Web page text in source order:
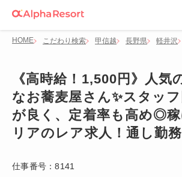
HOME こだわり検索 甲信越 長野県 軽井沢
《高時給！1,500円》人気
なお蕎麦屋さん✨スタッ
が良く、定着率も高め◎
リアのレア求人！通し勤務
仕事番号：8141